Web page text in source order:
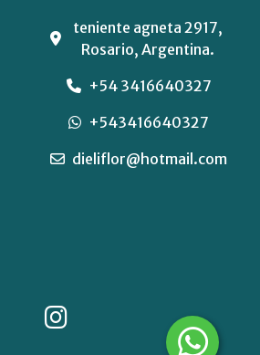
teniente agneta 2917,
Rosario, Argentina.
+54 3416640327
+543416640327
dieliflor@hotmail.com